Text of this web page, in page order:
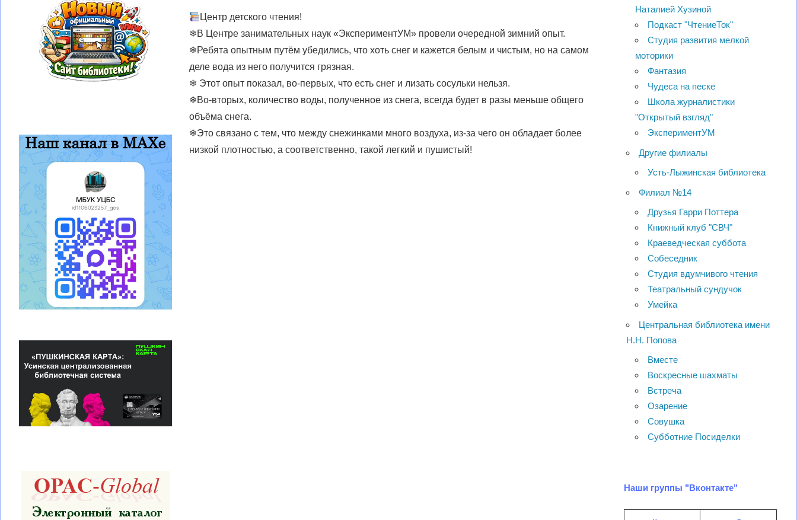
Центр детского чтения!
❄В Центре занимательных наук «ЭкспериментУМ» провели очередной зимний опыт.
❄Ребята опытным путём убедились, что хоть снег и кажется белым и чистым, но на самом
деле вода из него получится грязная.
❄ Этот опыт показал, во-первых, что есть снег и лизать сосульки нельзя.
❄Во-вторых, количество воды, полученное из снега, всегда будет в разы меньше общего
объёма снега.
❄Это связано с тем, что между снежинками много воздуха, из-за чего он обладает более
низкой плотностью, а соответственно, такой легкий и пушистый!
Наталией Хузиной
Подкаст "ЧтениеТок"
Студия развития мелкой
моторики
Фантазия
Чудеса на песке
Школа журналистики
"Открытый взгляд"
ЭкспериментУМ
Другие филиалы
Усть-Лыжинская библиотека
Филиал №14
Друзья Гарри Поттера
Книжный клуб "СВЧ"
Краеведческая суббота
Собеседник
Студия вдумчивого чтения
Театральный сундучок
Умейка
Центральная библиотека имени
Н.Н. Попова
Вместе
Воскресные шахматы
Встреча
Озарение
Совушка
Субботние Посиделки
Наши группы "Вконтакте"